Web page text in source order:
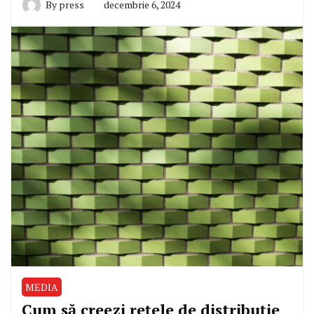
By press decembrie 6, 2024
MEDIA
Cum să creezi rețele de distribuție